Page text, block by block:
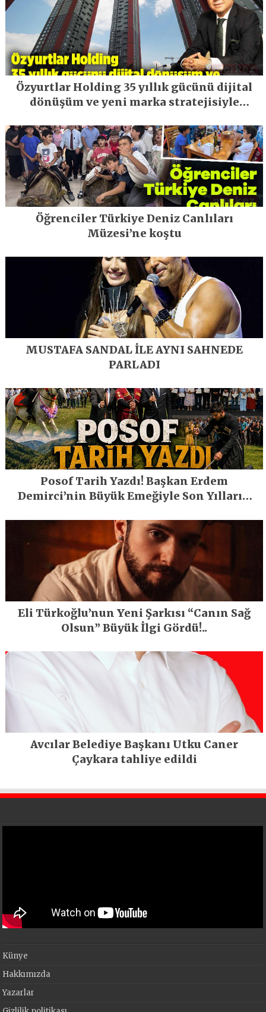
Özyurtlar Holding 35 yıllık gücünü dijital
dönüşüm ve yeni marka stratejisiyle
Öğrenciler Türkiye Deniz Canlıları
Müzesi’ne koştu
MUSTAFA SANDAL İLE AYNI SAHNEDE
PARLADI
Posof Tarih Yazdı! Başkan Erdem
Demirci’nin Büyük Emeğiyle Son Yılların
Eli Türkoğlu’nun Yeni Şarkısı “Canın Sağ
Olsun” Büyük İlgi Gördü!..
Avcılar Belediye Başkanı Utku Caner
Çaykara tahliye edildi
Künye
Hakkımızda
Yazarlar